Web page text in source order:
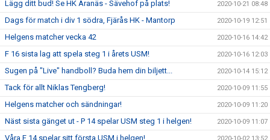
Lägg ditt bud! Se HK Aranäs - Sävehof på plats! 2020-10-21 08:48
Dags för match i div 1 södra, Fjärås HK - Mantorp 2020-10-19 12:51
Helgens matcher vecka 42 2020-10-16 14:42
F 16 sista lag att spela steg 1 i årets USM! 2020-10-16 12:03
Sugen på "Live" handboll? Buda hem din biljett... 2020-10-14 15:12
Tack för allt Niklas Tengberg! 2020-10-09 11:55
Helgens matcher och sändningar! 2020-10-09 11:20
Näst sista gänget ut - P 14 spelar USM steg 1 i helgen! 2020-10-09 11:07
Våra F 14 spelar sitt första USM i helgen!